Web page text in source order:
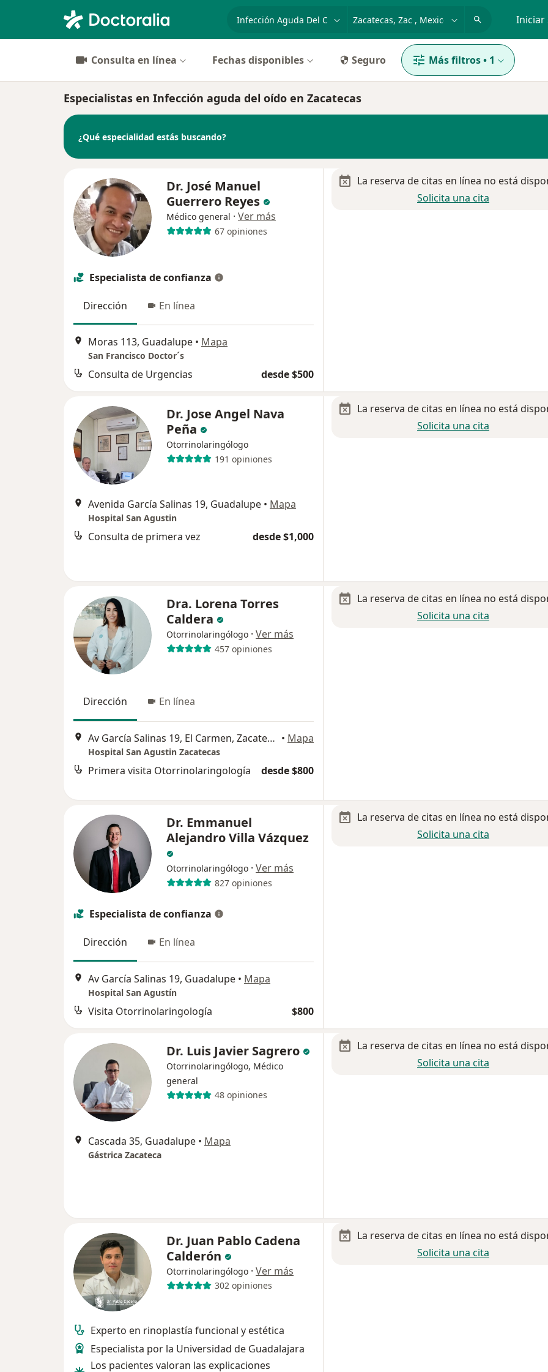
especialidad, enfermedad o nombre Iniciar
Consulta en línea Fechas disponibles Seguro Más filtros• 1
Especialistas en Infección aguda del oído en Zacatecas
¿Qué especialidad estás buscando?
Dr. José Manuel
Guerrero Reyes
Médico general · Ver más
67 opiniones
Especialista de confianza
Dirección En línea
Moras 113, Guadalupe • Mapa
San Francisco Doctor´s
Consulta de Urgencias desde $500
La reserva de citas en línea no está
Solicita una cita
Dr. Jose Angel Nava
Peña
Otorrinolaringólogo
191 opiniones
Avenida García Salinas 19, Guadalupe • Mapa
Hospital San Agustin
Consulta de primera vez desde $1,000
La reserva de citas en línea no está
Solicita una cita
Dra. Lorena Torres
Caldera
Otorrinolaringólogo · Ver más
457 opiniones
Dirección En línea
Av García Salinas 19, El Carmen, Zacatecas • Mapa
Hospital San Agustin Zacatecas
Primera visita Otorrinolaringología desde $800
La reserva de citas en línea no está
Solicita una cita
Dr. Emmanuel
Alejandro Villa Vázquez
Otorrinolaringólogo · Ver más
827 opiniones
Especialista de confianza
Dirección En línea
Av García Salinas 19, Guadalupe • Mapa
Hospital San Agustín
Visita Otorrinolaringología $800
La reserva de citas en línea no está
Solicita una cita
Dr. Luis Javier Sagrero
Otorrinolaringólogo, Médico
general
48 opiniones
Cascada 35, Guadalupe • Mapa
Gástrica Zacateca
La reserva de citas en línea no está
Solicita una cita
Dr. Juan Pablo Cadena
Calderón
Otorrinolaringólogo · Ver más
302 opiniones
Experto en rinoplastía funcional y estética
Especialista por la Universidad de Guadalajara
Los pacientes valoran las explicaciones
La reserva de citas en línea no está
Solicita una cita